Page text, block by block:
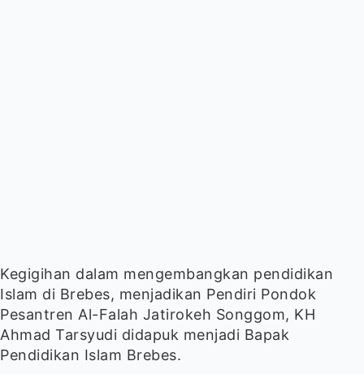
Kegigihan dalam mengembangkan pendidikan
Islam di Brebes, menjadikan Pendiri Pondok
Pesantren Al-Falah Jatirokeh Songgom, KH
Ahmad Tarsyudi didapuk menjadi Bapak
Pendidikan Islam Brebes.